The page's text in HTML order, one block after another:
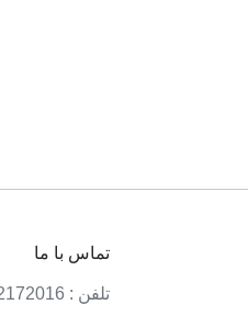
تماس با ما
تلفن : 02172016